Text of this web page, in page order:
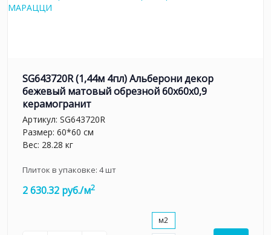
SG643720R (1,44м 4пл) Альберони декор
бежевый матовый обрезной 60x60x0,9
керамогранит
Артикул: SG643720R
Размер: 60*60 см
Вес: 28.28 кг
Плиток в упаковке: 4шт
2 630.32 руб./м2
м2